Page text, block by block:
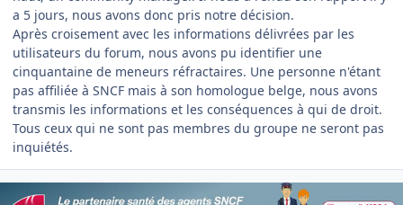
a 5 jours, nous avons donc pris notre décision.
Après croisement avec les informations délivrées par les
utilisateurs du forum, nous avons pu identifier une
cinquantaine de meneurs réfractaires. Une personne n'étant
pas affiliée à SNCF mais à son homologue belge, nous avons
transmis les informations et les conséquences à qui de droit.
Tous ceux qui ne sont pas membres du groupe ne seront pas
inquiétés.